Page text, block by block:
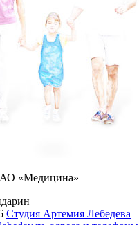
«Медицина»
Студия Артемия Лебедева